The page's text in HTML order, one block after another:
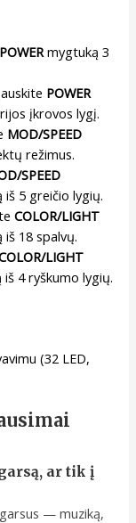
POWERmygtuką 3
POWER
įkrovos lygį.
MOD/SPEED
režimus.
SPEED
5 greičio lygių.
COLOR/LIGHT
18 spalvų.
LIGHT
4 ryškumo lygių.
(32 LED,
ar tik į
— muziką,